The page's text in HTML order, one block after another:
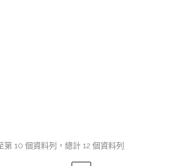
第 10 個資料列，總計 12 個資料列